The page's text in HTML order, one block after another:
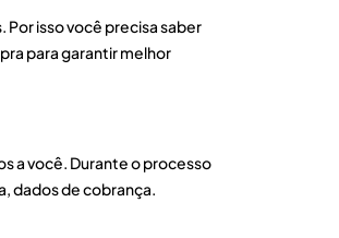
isso você precisa saber
para garantir melhor
a você. Durante o processo
dados de cobrança.